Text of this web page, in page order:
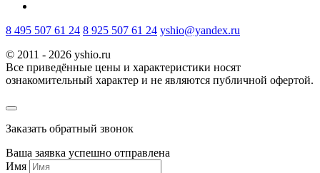
8 495 507 61 24 8 925 507 61 24 yshio@yandex.ru
© 2011 - 2026 yshio.ru
Все приведённые цены и характеристики носят
ознакомительный характер и не являются публичной офертой.
Заказать обратный звонок
Ваша заявка успешно отправлена
Имя